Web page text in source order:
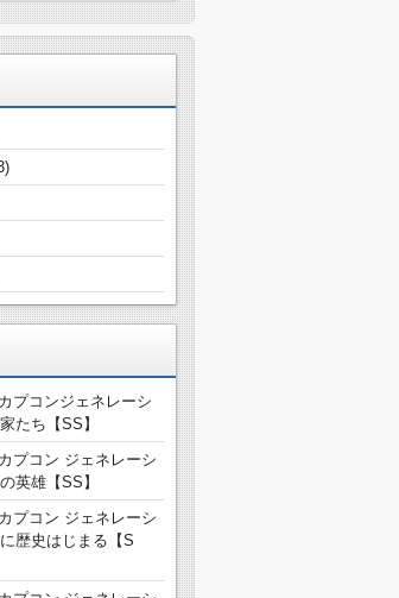
プコンジェネレーシ
たち【SS】
プコン ジェネレーシ
英雄【SS】
プコン ジェネレーシ
歴史はじまる【S